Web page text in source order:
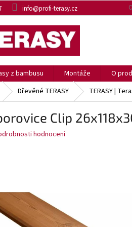
info@profi-terasy.cz
z bambusu Montáže O
Dřevěné TERASY TERASY |
Clip
hodnocení